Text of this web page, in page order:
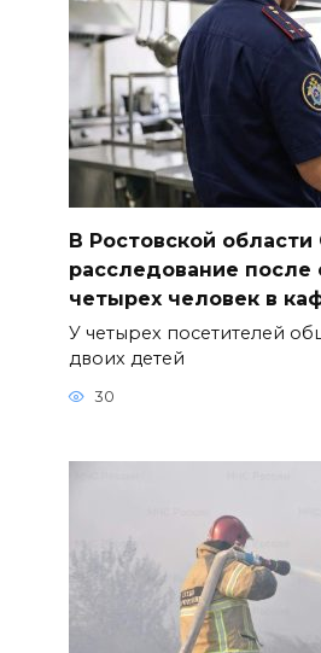
В Ростовской области
расследование после
четырех человек в
У четырех посетителей
двоих детей
30